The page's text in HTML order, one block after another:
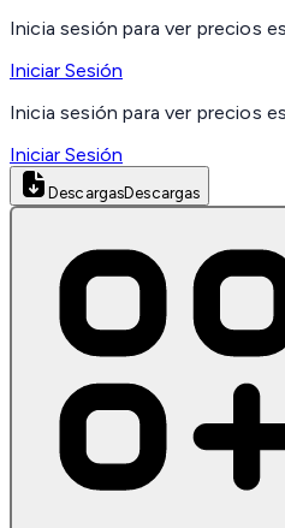
Inicia sesión para ver precios
Iniciar Sesión
Inicia sesión para ver precios
Iniciar Sesión
DescargasDescargas